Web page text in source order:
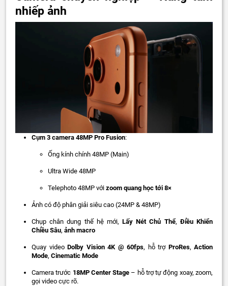
nhiếp ảnh
Cụm 3 camera 48MP Pro Fusion:
Ống kính chính 48MP (Main)
Ultra Wide 48MP
Telephoto 48MP với zoom quang học tới 8×
Ảnh có độ phân giải siêu cao (24MP & 48MP)
Chụp chân dung thế hệ mới,Lấy Nét Chủ Thể,Điều Khiển
Chiều Sâu, ảnh macro
Quay video Dolby Vision 4K @ 60fps, hỗ trợ ProRes, Action
Mode, Cinematic Mode
Camera trước 18MP Center Stage – hỗ trợ tự động xoay, zoom,
gọi video cực rõ.